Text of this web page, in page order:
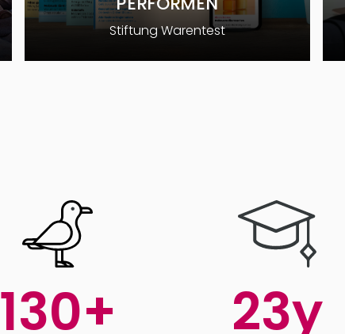
Stiftung Warentest
199+ 23y